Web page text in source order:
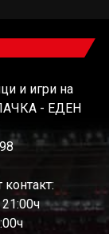
и игри на
- ЕДЕН